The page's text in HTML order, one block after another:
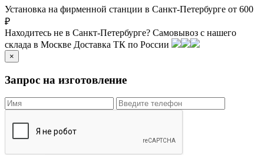
Установка на фирменной станции в Санкт-Петербурге от 600
₽
Находитесь не в Санкт-Петербурге? Самовывоз с нашего
склада в Москве Доставка ТК по России
×
Запрос на изготовление